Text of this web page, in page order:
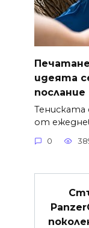
идеята
послание
от
0